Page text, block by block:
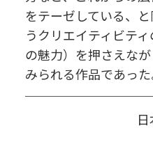
をテーゼしている、
うクリエイティビテ
の魅力）を押さえな
みられる作品であった